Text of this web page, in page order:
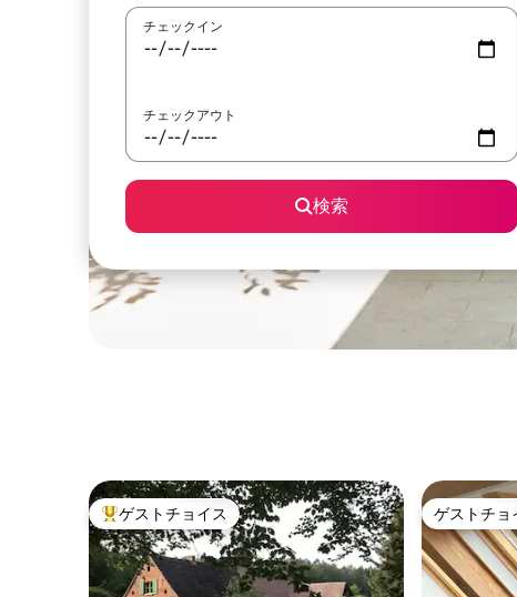
チェックイン
チェックアウト
検索
大好評のゲストチョイスです。
ゲストチョイス ゲストチョ
ゲストチョ